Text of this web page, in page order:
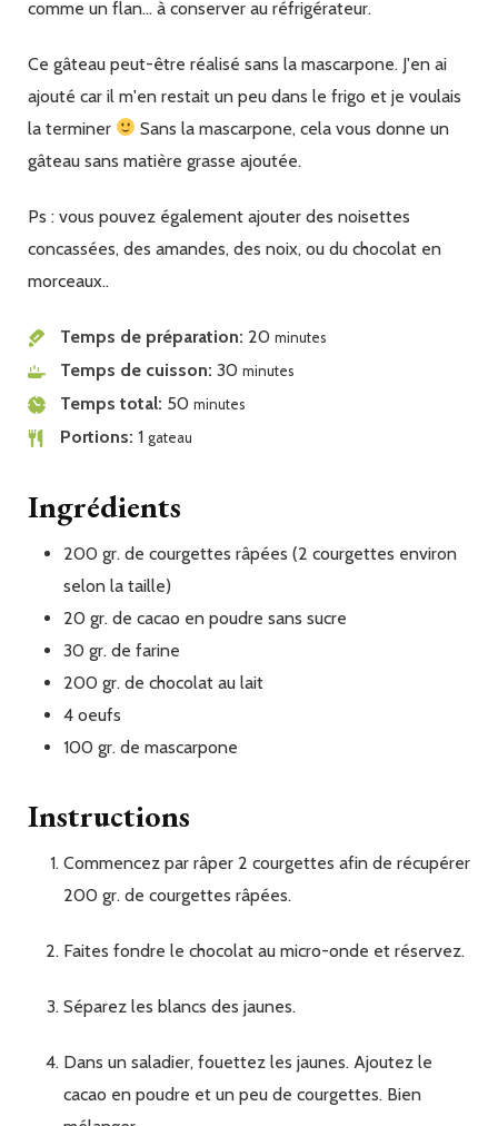
comme un flan... à conserver au réfrigérateur.
Ce gâteau peut-être réalisé sans la mascarpone. J'en ai
ajouté car il m'en restait un peu dans le frigo et je voulais
la terminer
Sans la mascarpone, cela vous donne un
gâteau sans matière grasse ajoutée.
Ps : vous pouvez également ajouter des noisettes
concassées, des amandes, des noix, ou du chocolat en
morceaux..
Temps de préparation 20 minutes
Temps de cuisson 30 minutes
Temps total 50 minutes
Portions 1 gateau
Ingrédients
200 gr. de courgettes râpées (2 courgettes environ
selon la taille)
20 gr. de cacao en poudre sans sucre
30 gr. de farine
200 gr. de chocolat au lait
4 oeufs
100 gr. de mascarpone
Instructions
Commencez par râper 2 courgettes afin de récupérer
200 gr. de courgettes râpées.
Faites fondre le chocolat au micro-onde et réservez.
Séparez les blancs des jaunes.
Dans un saladier, fouettez les jaunes. Ajoutez le
cacao en poudre et un peu de courgettes. Bien